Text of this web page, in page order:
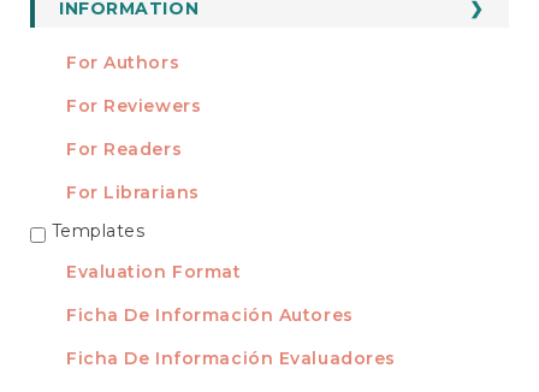
INFORMATION
For Authors
For Reviewers
For Readers
For Librarians
TEMPLATES
Templates
Evaluation Format
Ficha De Información Autores
Ficha De Información Evaluadores